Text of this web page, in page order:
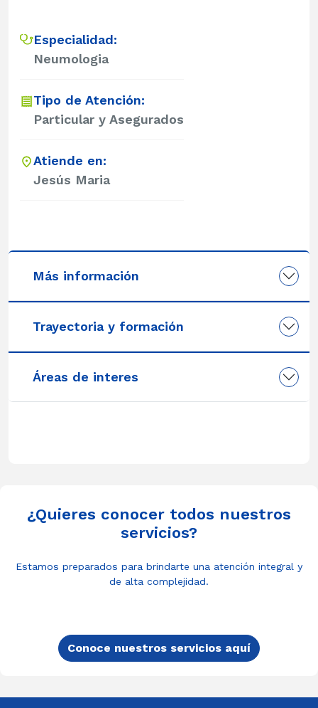
Especialidad:
Neumologia
Tipo de Atención:
Particular y Asegurados
Atiende en:
Jesús Maria
Más información
Trayectoria y formación
Áreas de interes
¿Quieres conocer todos nuestros
servicios?
Estamos preparados para brindarte una atención integral y
de alta complejidad.
Conoce nuestros servicios aquí